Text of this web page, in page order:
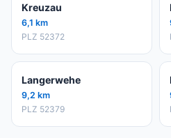
Kreuzau
6,1 km
PLZ 52372
Langerwehe
9,2 km
PLZ 52379